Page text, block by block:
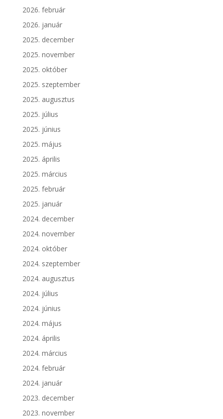
2026. február
2026. január
2025. december
2025. november
2025. október
2025. szeptember
2025. augusztus
2025. július
2025. június
2025. május
2025. április
2025. március
2025. február
2025. január
2024. december
2024. november
2024. október
2024. szeptember
2024. augusztus
2024. július
2024. június
2024. május
2024. április
2024. március
2024. február
2024. január
2023. december
2023. november